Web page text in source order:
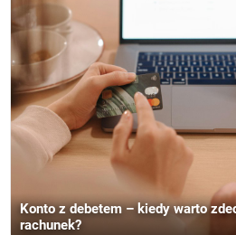
Konto z debetem – kiedy warto
rachunek?